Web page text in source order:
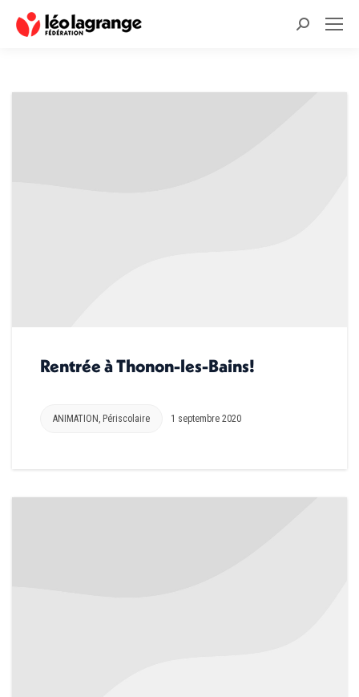
Recherche
Rentrée à Thonon-les-Bains!
ANIMATION Périscolaire 1 septembre 2020